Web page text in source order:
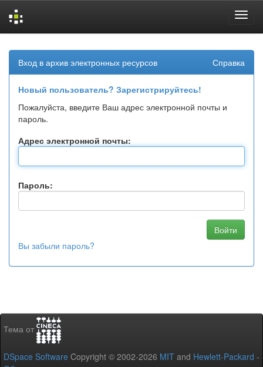
navigation
Вход в архив электронных ресурсов Справка
Новый пользователь? Зарегистрируйтесь!
Пожалуйста, введите Ваш адрес электронной почты и
пароль.
Адрес электронной почты:
Пароль:
Вы забыли пароль?
Тема от
DSpace Software Copyright © 2002-2026 MIT and Hewlett-Packard -